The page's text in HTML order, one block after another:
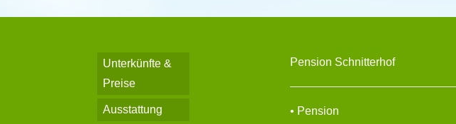
Unterkünfte &
Preise
Ausstattung
Pension Schnitterhof
• Pension